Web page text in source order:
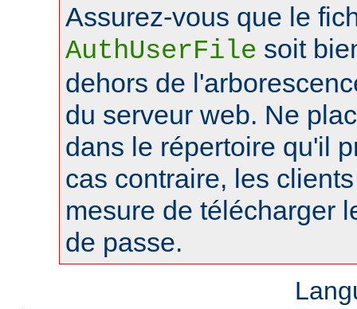
Assurez-vous que le
AuthUserFile soit
dehors de
du serveur web. Ne
dans le répertoire qu'il
cas contraire, les
mesure de télécharger
de passe.